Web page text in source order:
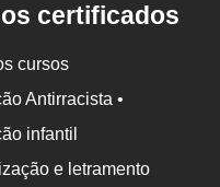
certificados
cursos
Antirracista •
infantil
e letramento